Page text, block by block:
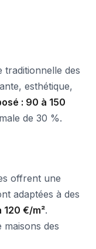
des
esthétique,
: 90 à 150
de 30 %.
offrent une
adaptées à des
120 €/m².
des